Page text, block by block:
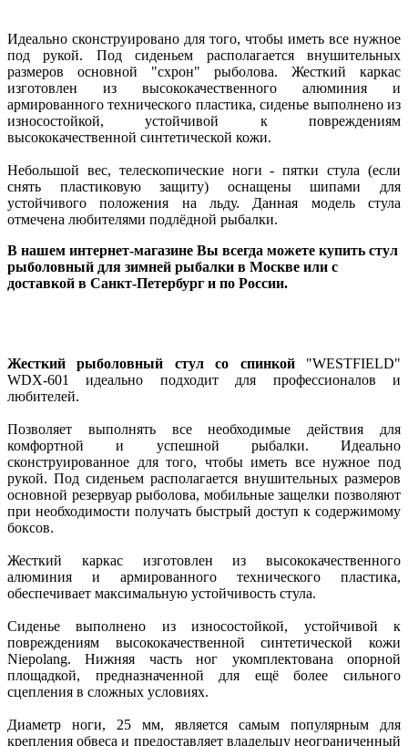
Идеально сконструировано для того, чтобы иметь все нужное
под рукой. Под сиденьем располагается внушительных
размеров основной "схрон" рыболова. Жесткий каркас
изготовлен из высококачественного алюминия и
армированного технического пластика, сиденье выполнено из
износостойкой, устойчивой к повреждениям
высококачественной синтетической кожи.
Небольшой вес, телескопические ноги - пятки стула (если
снять пластиковую защиту) оснащены шипами для
устойчивого положения на льду. Данная модель стула
отмечена любителями подлёдной рыбалки.
В нашем интернет-магазине Вы всегда можете купить стул
рыболовный для зимней рыбалки в Москве или с
доставкой в Санкт-Петербург и по России.
Жесткий рыболовный стул со спинкой"WESTFIELD"
WDX-601 идеально подходит для профессионалов и
любителей.
Позволяет выполнять все необходимые действия для
комфортной и успешной рыбалки. Идеально
сконструированное для того, чтобы иметь все нужное под
рукой. Под сиденьем располагается внушительных размеров
основной резервуар рыболова, мобильные защелки позволяют
при необходимости получать быстрый доступ к содержимому
боксов.
Жесткий каркас изготовлен из высококачественного
алюминия и армированного технического пластика,
обеспечивает максимальную устойчивость стула.
Сиденье выполнено из износостойкой, устойчивой к
повреждениям высококачественной синтетической кожи
Niepolang. Нижняя часть ног укомплектована опорной
площадкой, предназначенной для ещё более сильного
сцепления в сложных условиях.
Диаметр ноги, 25 мм, является самым популярным для
крепления обвеса и предоставляет владельцу неограниченный